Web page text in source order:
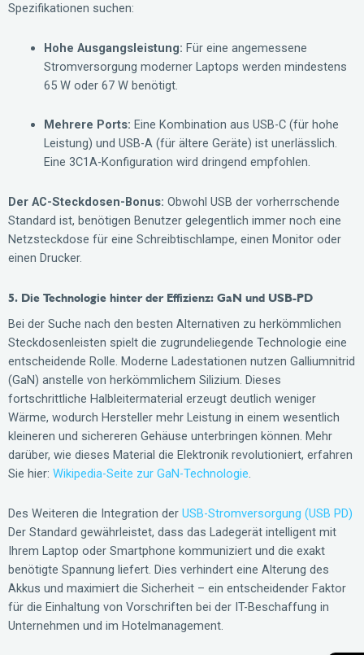
Spezifikationen suchen:
Hohe Ausgangsleistung: Für eine angemessene
Stromversorgung moderner Laptops werden mindestens
65 W oder 67 W benötigt.
Mehrere Ports: Eine Kombination aus USB-C (für hohe
Leistung) und USB-A (für ältere Geräte) ist unerlässlich.
Eine 3C1A-Konfiguration wird dringend empfohlen.
Der AC-Steckdosen-Bonus: Obwohl USB der vorherrschende
Standard ist, benötigen Benutzer gelegentlich immer noch eine
Netzsteckdose für eine Schreibtischlampe, einen Monitor oder
einen Drucker.
5. Die Technologie hinter der Effizienz: GaN und USB-PD
Bei der Suche nach den besten Alternativen zu herkömmlichen
Steckdosenleisten spielt die zugrundeliegende Technologie eine
entscheidende Rolle. Moderne Ladestationen nutzen Galliumnitrid
(GaN) anstelle von herkömmlichem Silizium. Dieses
fortschrittliche Halbleitermaterial erzeugt deutlich weniger
Wärme, wodurch Hersteller mehr Leistung in einem wesentlich
kleineren und sichereren Gehäuse unterbringen können. Mehr
darüber, wie dieses Material die Elektronik revolutioniert, erfahren
Sie hier: Wikipedia-Seite zur GaN-Technologie.
Des Weiteren die Integration der USB-Stromversorgung (USB PD)
Der Standard gewährleistet, dass das Ladegerät intelligent mit
Ihrem Laptop oder Smartphone kommuniziert und die exakt
benötigte Spannung liefert. Dies verhindert eine Alterung des
Akkus und maximiert die Sicherheit – ein entscheidender Faktor
für die Einhaltung von Vorschriften bei der IT-Beschaffung in
Unternehmen und im Hotelmanagement.